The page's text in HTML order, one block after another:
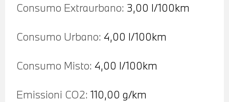
Consumo Extraurbano: 3,00 l/100km
Consumo Urbano: 4,00 l/100km
Consumo Misto: 4,00 l/100km
Emissioni CO2: 110,00 g/km